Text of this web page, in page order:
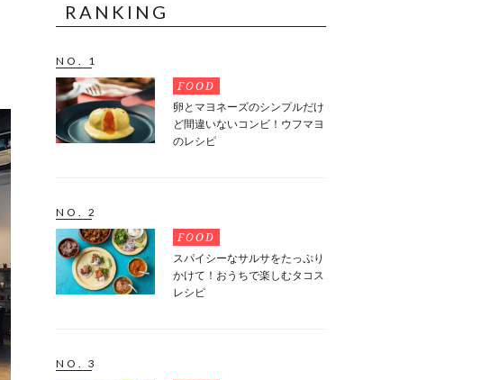
RANKING
NO. 1
FOOD
卵とマヨネーズのシンプルだけ
ど間違いないコンビ！ウフマヨ
のレシピ
NO. 2
FOOD
スパイシーなサルサをたっぷり
かけて！おうちで楽しむタコス
レシピ
NO. 3